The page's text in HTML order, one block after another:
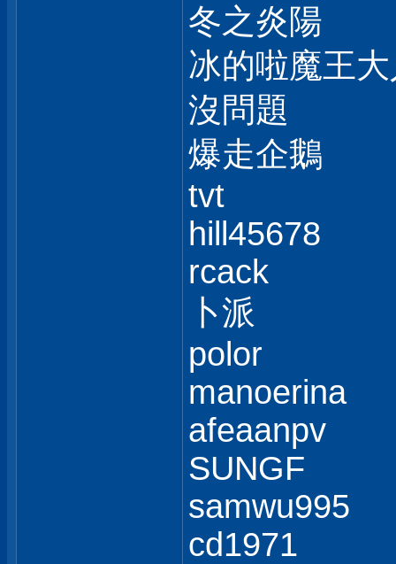
冬之炎陽
冰的啦魔王
沒問題
爆走企鵝
tvt
hill45678
rcack
卜派
polor
manoerina
afeaanpv
SUNGF
samwu995
cd1971